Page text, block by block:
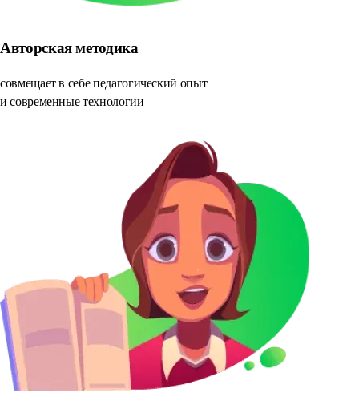
Авторская методика
совмещает в себе педагогический опыт
и современные технологии